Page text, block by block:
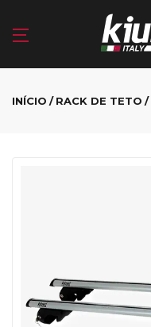
INÍCIO RACK DE TETO